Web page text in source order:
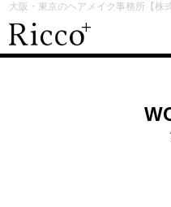
大阪・東京のヘアメイク事務所【株